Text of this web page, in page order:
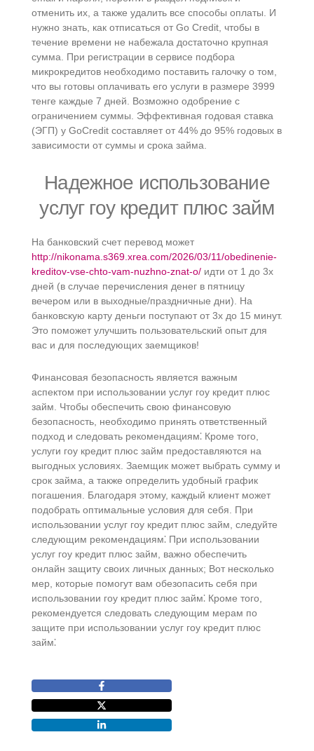
отменить их, а также удалить все способы оплаты. И
нужно знать, как отписаться от Go Credit, чтобы в
течение времени не набежала достаточно крупная
сумма. При регистрации в сервисе подбора
микрокредитов необходимо поставить галочку о том,
что вы готовы оплачивать его услуги в размере 3999
тенге каждые 7 дней. Возможно одобрение с
ограничением суммы. Эффективная годовая ставка
(ЭГП) у GoCredit составляет от 44% до 95% годовых в
зависимости от суммы и срока займа.
Надежное использование
услуг гоу кредит плюс займ
На банковский счет перевод может
http://nikonama.s369.xrea.com/2026/03/11/obedinenie-
kreditov-vse-chto-vam-nuzhno-znat-o/ идти от 1 до 3х
дней (в случае перечисления денег в пятницу
вечером или в выходные/праздничные дни). На
банковскую карту деньги поступают от 3х до 15 минут.
Это поможет улучшить пользовательский опыт для
вас и для последующих заемщиков!
Финансовая безопасность является важным
аспектом при использовании услуг гоу кредит плюс
займ.​ Чтобы обеспечить свою финансовую
безопасность, необходимо принять ответственный
подход и следовать рекомендациям⁚ Кроме того,
услуги гоу кредит плюс займ предоставляются на
выгодных условиях.​ Заемщик может выбрать сумму и
срок займа, а также определить удобный график
погашения.​ Благодаря этому, каждый клиент может
подобрать оптимальные условия для себя. При
использовании услуг гоу кредит плюс займ, следуйте
следующим рекомендациям⁚ При использовании
услуг гоу кредит плюс займ, важно обеспечить
онлайн защиту своих личных данных; Вот несколько
мер, которые помогут вам обезопасить себя при
использовании гоу кредит плюс займ⁚ Кроме того,
рекомендуется следовать следующим мерам по
защите при использовании услуг гоу кредит плюс
займ⁚